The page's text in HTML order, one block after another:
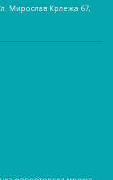
Мирослав Крлежа 67,